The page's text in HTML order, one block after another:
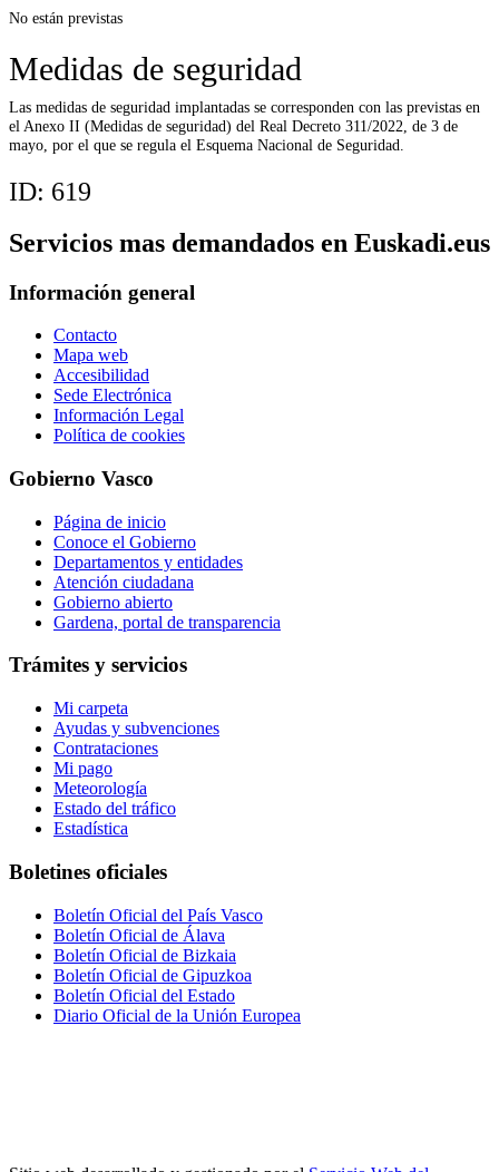
No están previstas
Medidas de seguridad
Las medidas de seguridad implantadas se corresponden con las previstas en
el Anexo II (Medidas de seguridad) del Real Decreto 311/2022, de 3 de
mayo, por el que se regula el Esquema Nacional de Seguridad.
ID: 619
Servicios mas demandados en Euskadi.eus
Información general
Contacto
Mapa web
Accesibilidad
Sede Electrónica
Información Legal
Política de cookies
Gobierno Vasco
Página de inicio
Conoce el Gobierno
Departamentos y entidades
Atención ciudadana
Gobierno abierto
Gardena, portal de transparencia
Trámites y servicios
Mi carpeta
Ayudas y subvenciones
Contrataciones
Mi pago
Meteorología
Estado del tráfico
Estadística
Boletines oficiales
Boletín Oficial del País Vasco
Boletín Oficial de Álava
Boletín Oficial de Bizkaia
Boletín Oficial de Gipuzkoa
Boletín Oficial del Estado
Diario Oficial de la Unión Europea